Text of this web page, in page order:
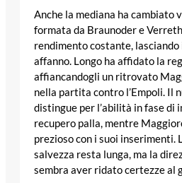
Anche la mediana ha cambiato
formata da Braunoder e
rendimento costante,
affanno. Longo ha affidato la
affiancandogli un ritrovato
nella partita contro l’Empoli. Il
distingue per l’abilità in fase di
recupero palla, mentre
prezioso con i suoi inserimenti.
salvezza resta lunga, ma la
sembra aver ridato certezze al